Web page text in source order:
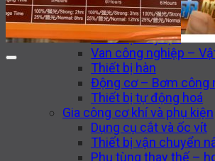
Thiết bị tự động hoá CNC
Máy công cụ CNC
Thiết bị thuỷ lực
Van công nghiệp –
Thiết bị hàn
Động cơ – Bơm công
Thiết bị tự động hoá
Gia công cơ khí và phụ kiện
Dụng cụ cắt và ốc vít
Thiết bị vận chuyển
Phụ tùng thay thế –